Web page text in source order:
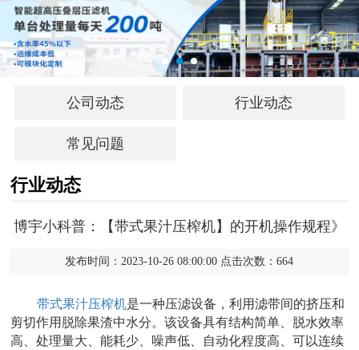
公司动态 行业动态
常见问题
行业动态
博宇小科普：【带式果汁压榨机】的开机操作规程》
发布时间：2023-10-26 08:00:00 点击次数：664
带式果汁压榨机是一种压滤设备，利用滤带间的挤压和
剪切作用脱除果渣中水分。该设备具有结构简单、脱水效率
高、处理量大、能耗少、噪声低、自动化程度高、可以连续